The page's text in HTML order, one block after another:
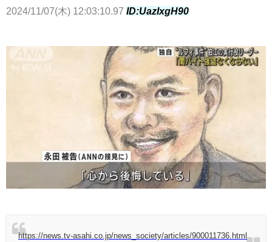
2024/11/07(木) 12:03:10.97 ID:UazIxgH90
https://news.tv-asahi.co.jp/news_society/articles/900011736.html